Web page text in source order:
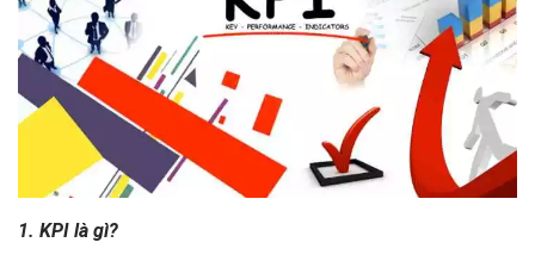
1. KPI là gì?